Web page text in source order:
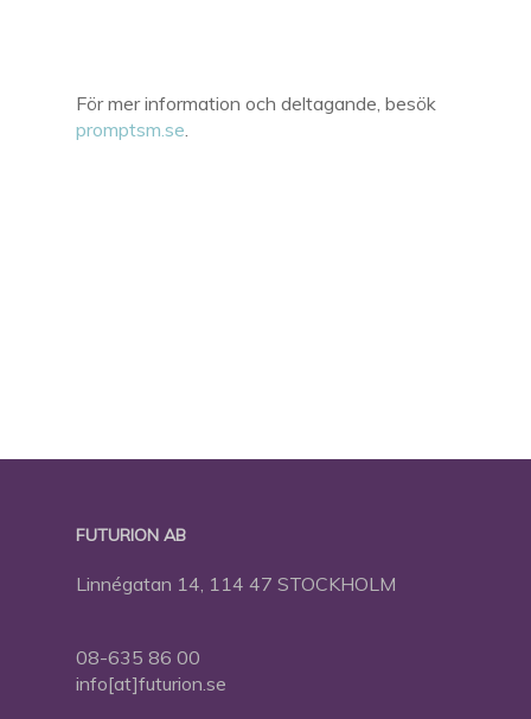
För mer information och deltagande, besök
promptsm.se.
FUTURION AB
Linnégatan 14, 114 47 STOCKHOLM
08-635 86 00
info[at]futurion.se